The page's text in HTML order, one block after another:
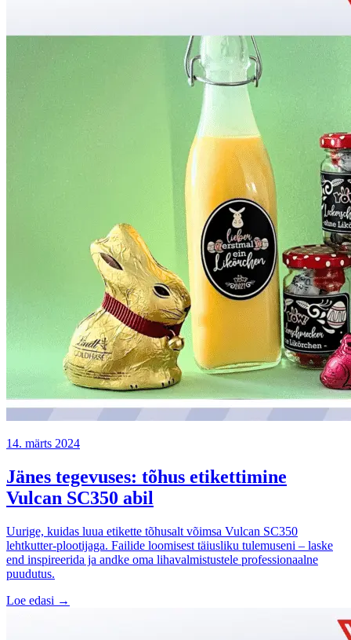
14. märts 2024
Jänes tegevuses: tõhus etikettimine
Vulcan SC350 abil
Uurige, kuidas luua etikette tõhusalt võimsa Vulcan SC350
lehtkutter-plootijaga. Failide loomisest täiusliku tulemuseni – laske
end inspireerida ja andke oma lihavalmistustele professionaalne
puudutus.
Loe edasi →